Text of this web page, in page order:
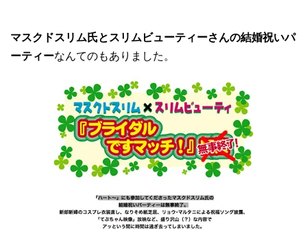
マスクドスリム氏とスリムビューティーさんの結婚祝いパ
ーティーなんてのもありました。